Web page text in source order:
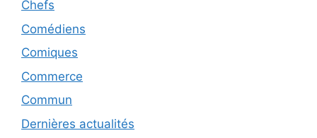
Chefs
Comédiens
Comiques
Commerce
Commun
Dernières actualités